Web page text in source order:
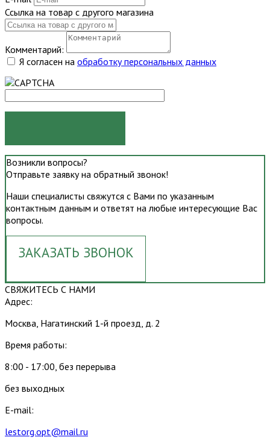
Ссылка на товар с другого магазина
Комментарий:
Я согласен на обработку персональных данных
Возникли вопросы?
Отправьте заявку на обратный звонок!
Наши специалисты свяжутся с Вами по указанным
контактным данным и ответят на любые интересующие Вас
вопросы.
ЗАКАЗАТЬ ЗВОНОК
СВЯЖИТЕСЬ С НАМИ
Адрес:
Москва, Нагатинский 1-й проезд, д. 2
Время работы:
8:00 - 17:00, без перерыва
без выходных
E-mail:
lestorg.opt@mail.ru